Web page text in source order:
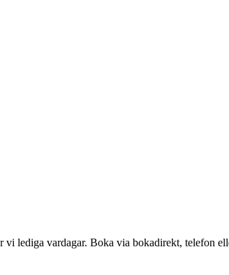
lediga vardagar. Boka via bokadirekt, telefon